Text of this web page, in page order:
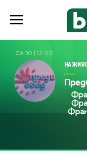
09:30 12:00
НА